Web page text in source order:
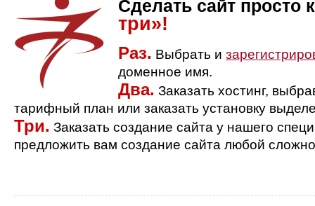
Сделать сайт просто
три»!
Раз. Выбрать и
доменное имя.
Два. Заказать хостинг,
тарифный план или заказать установку
Три. Заказать создание сайта у нашего
предложить вам создание сайта любой